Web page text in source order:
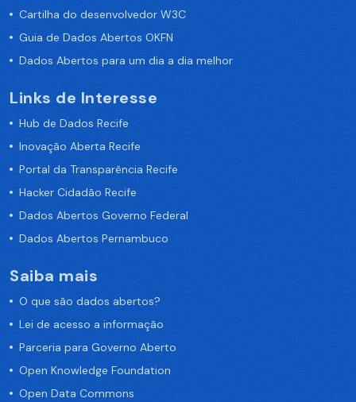
Cartilha do desenvolvedor W3C
Guia de Dados Abertos OKFN
Dados Abertos para um dia a dia melhor
Links de Interesse
Hub de Dados Recife
Inovação Aberta Recife
Portal da Transparência Recife
Hacker Cidadão Recife
Dados Abertos Governo Federal
Dados Abertos Pernambuco
Saiba mais
O que são dados abertos?
Lei de acesso a informação
Parceria para Governo Aberto
Open Knowledge Foundation
Open Data Commons